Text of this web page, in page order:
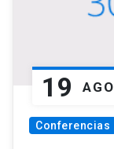
19 AGO
Conferencias